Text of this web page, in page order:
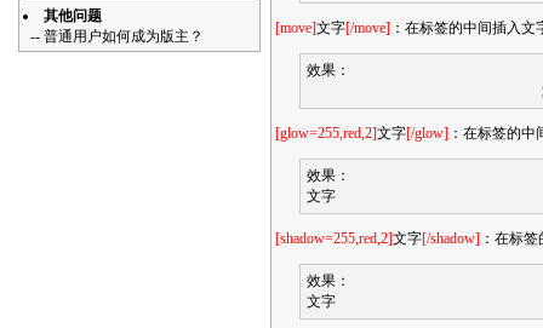
其他问题
-- 普通用户如何成为版主？ [move]文字[/move] ：在标签的中间插入
效果：
文
[glow=255,red,2]文字[/glow] ：在标签的
效果：
文字
[shadow=255,red,2]文字[/shadow] ：在标
效果：
文字